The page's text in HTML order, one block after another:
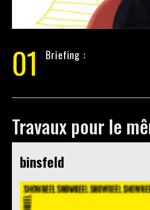
01 Briefing :
Travaux pour le
binsfeld